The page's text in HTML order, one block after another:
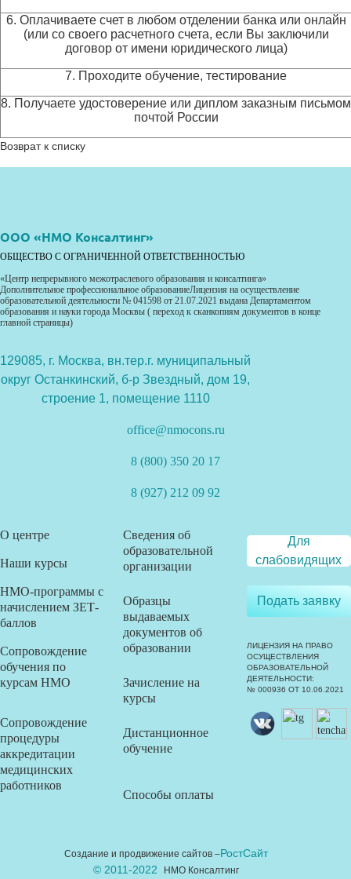
6. Оплачиваете счет в любом отделении банка или онлайн
(или со своего расчетного счета, если Вы заключили
договор от имени юридического лица)
7. Проходите обучение, тестирование
8. Получаете удостоверение или диплом заказным письмом
почтой России
Возврат к списку
ООО «НМО Консалтинг»
ОБЩЕСТВО С ОГРАНИЧЕННОЙ ОТВЕТСТВЕННОСТЬЮ
«Центр непрерывного межотраслевого образования и консалтинга»
Дополнительное профессиональное образованиеЛицензия на осуществление
образовательной деятельности № 041598 от 21.07.2021 выдана Департаментом
образования и науки города Москвы ( переход к сканкопиям документов в конце
главной страницы)
129085, г. Москва, вн.тер.г. муниципальный
округ Останкинский, б-р Звездный, дом 19,
строение 1, помещение 1110
office@nmocons.ru
8 (800) 350 20 17
8 (927) 212 09 92
О центре
Наши курсы
НМО-программы с
начислением ЗЕТ-
баллов
Сопровождение
обучения по
курсам НМО
Сопровождение
процедуры
аккредитации
медицинских
работников
Сведения об
образовательной
организации
Образцы
выдаваемых
документов об
образовании
Зачисление на
курсы
Дистанционное
обучение
Способы оплаты
Для
слабовидящих
Подать заявку
ЛИЦЕНЗИЯ НА ПРАВО
ОСУЩЕСТВЛЕНИЯ
ОБРАЗОВАТЕЛЬНОЙ
ДЕЯТЕЛЬНОСТИ:
№ 000936 ОТ 10.06.2021
Создание и продвижение сайтов –РостСайт
© 2011-2022
НМО Консалтинг